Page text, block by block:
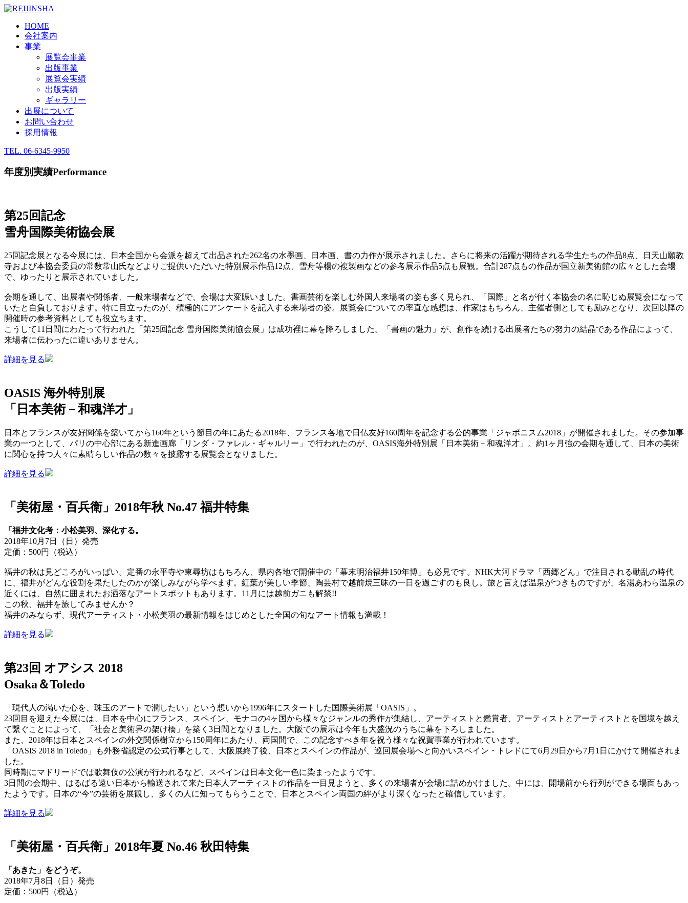
HOME
会社案内
事業
展覧会事業
出版事業
展覧会実績
出版実績
ギャラリー
出展について
お問い合わせ
採用情報
TEL. 06-6345-9950
年度別実績Performance
第25回記念
雪舟国際美術協会展
25回記念展となる今展には、日本全国から会派を超えて出品された262名の水墨画、日本画、書の力作が展示されました。さらに将来の活躍が期待される学生たちの作品8点、日天山願教
寺および本協会委員の常数常山氏などよりご提供いただいた特別展示作品12点、雪舟等楊の複製画などの参考展示作品5点も展観。合計287点もの作品が国立新美術館の広々とした会場
で、ゆったりと展示されていました。
会期を通して、出展者や関係者、一般来場者などで、会場は大変賑いました。書画芸術を楽しむ外国人来場者の姿も多く見られ、「国際」と名が付く本協会の名に恥じぬ展覧会になって
いたと自負しております。特に目立ったのが、積極的にアンケートを記入する来場者の姿。展覧会についての率直な感想は、作家はもちろん、主催者側としても励みとなり、次回以降の
開催時の参考資料としても役立ちます。
こうして11日間にわたって行われた「第25回記念 雪舟国際美術協会展」は成功裡に幕を降ろしました。「書画の魅力」が、創作を続ける出展者たちの努力の結晶である作品によって、
来場者に伝わったに違いありません。
詳細を見る
OASIS 海外特別展
「日本美術－和魂洋才」
日本とフランスが友好関係を築いてから160年という節目の年にあたる2018年、フランス各地で日仏友好160周年を記念する公的事業「ジャポニスム2018」が開催されました。その参加事
業の一つとして、パリの中心部にある新進画廊「リンダ・ファレル・ギャルリー」で行われたのが、OASIS海外特別展「日本美術－和魂洋才」。約1ヶ月強の会期を通して、日本の美術
に関心を持つ人々に素晴らしい作品の数々を披露する展覧会となりました。
詳細を見る
「美術屋・百兵衛」2018年秋 No.47 福井特集
「福井文化考：小松美羽、深化する。
2018年10月7日（日）発売
定価：500円（税込）
福井の秋は見どころがいっぱい。定番の永平寺や東尋坊はもちろん、県内各地で開催中の「幕末明治福井150年博」も必見です。NHK大河ドラマ「西郷どん」で注目される動乱の時代
に、福井がどんな役割を果たしたのかが楽しみながら学べます。紅葉が美しい季節、陶芸村で越前焼三昧の一日を過ごすのも良し。旅と言えば温泉がつきものですが、名湯あわら温泉の
近くには、自然に囲まれたお洒落なアートスポットもあります。11月には越前ガニも解禁!!
この秋、福井を旅してみませんか？
福井のみならず、現代アーティスト・小松美羽の最新情報をはじめとした全国の旬なアート情報も満載！
詳細を見る
第23回 オアシス 2018
Osaka＆Toledo
「現代人の渇いた心を、珠玉のアートで潤したい」という想いから1996年にスタートした国際美術展「OASIS」。
23回目を迎えた今展には、日本を中心にフランス、スペイン、モナコの4ヶ国から様々なジャンルの秀作が集結し、アーティストと鑑賞者、アーティストとアーティストとを国境を越え
て繋ぐことによって、「社会と美術界の架け橋」を築く3日間となりました。大阪での展示は今年も大盛況のうちに幕を下ろしました。
また、2018年は日本とスペインの外交関係樹立から150周年にあたり、両国間で、この記念すべき年を祝う様々な祝賀事業が行われています。
「OASIS 2018 in Toledo」も外務省認定の公式行事として、大阪展終了後、日本とスペインの作品が、巡回展会場へと向かいスペイン・トレドにて6月29日から7月1日にかけて開催されま
した。
同時期にマドリードでは歌舞伎の公演が行われるなど、スペインは日本文化一色に染まったようです。
3日間の会期中、はるばる遠い日本から輸送されて来た日本人アーティストの作品を一目見ようと、多くの来場者が会場に詰めかけました。中には、開場前から行列ができる場面もあっ
たようです。日本の“今”の芸術を展観し、多くの人に知ってもらうことで、日本とスペイン両国の絆がより深くなったと確信しています。
詳細を見る
「美術屋・百兵衛」2018年夏 No.46 秋田特集
「あきた」をどうぞ。
2018年7月8日（日）発売
定価：500円（税込）